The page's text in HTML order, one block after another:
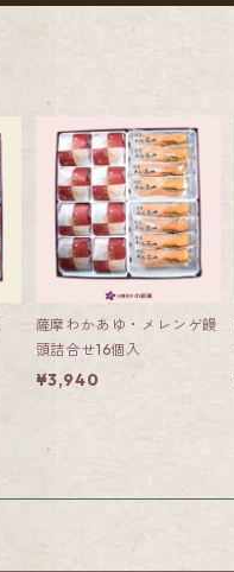
薩摩わかあゆ・メレンゲ饅
頭詰合せ16個入
¥3,940